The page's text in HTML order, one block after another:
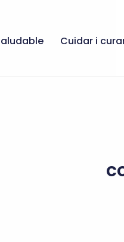
Cuidar i